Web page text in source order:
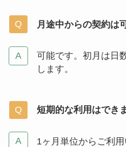
月途中からの契約は
可能です。初月は日
します。
短期的な利用はでき
1ヶ月単位からご利用